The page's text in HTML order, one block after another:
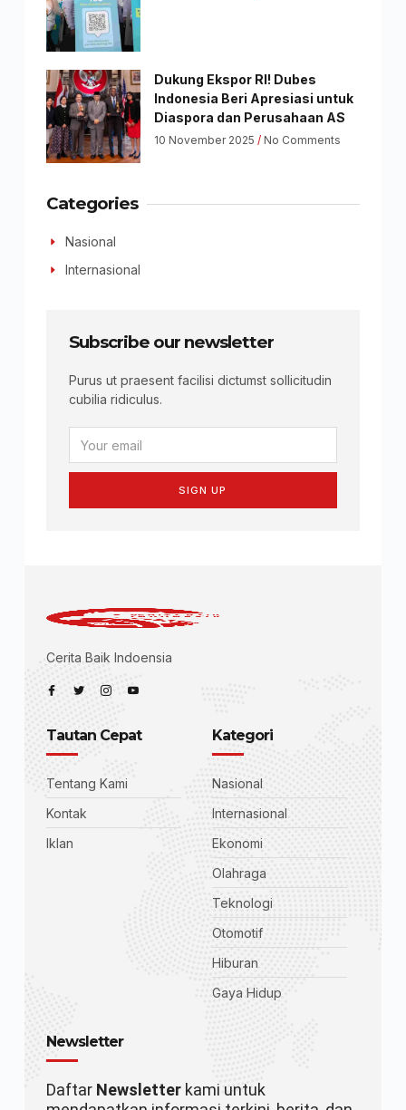
Dukung Ekspor RI! Dubes
Indonesia Beri Apresiasi untuk
Diaspora dan Perusahaan AS
10 November 2025 No Comments
Categories
Nasional
Internasional
Subscribe our newsletter
Purus ut praesent facilisi dictumst sollicitudin
cubilia ridiculus.
SIGN UP
Cerita Baik Indoensia
Tautan Cepat
Tentang Kami
Kontak
Iklan
Kategori
Nasional
Internasional
Ekonomi
Olahraga
Teknologi
Otomotif
Hiburan
Gaya Hidup
Newsletter
Daftar Newsletterkami untuk